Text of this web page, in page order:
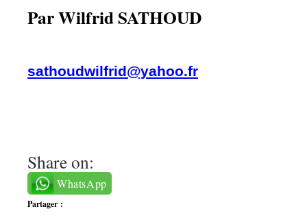
Par Wilfrid SATHOUD
sathoudwilfrid@yahoo.fr
Share on:
WhatsApp
Partager :